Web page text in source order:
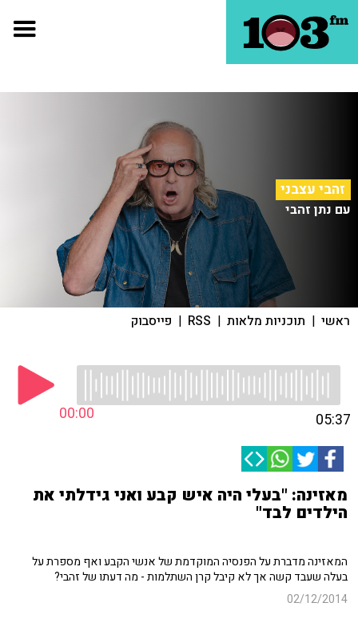
זהבי עצבני
עם נתן זהבי
ראשי | תוכניות מלאות |
RSS
| פייסבוק
00:00 05:37
מאזינה: "בעלי היה איש קבע ואני גידלתי את
הילדים לבד"
המאזינה מדברת על הפנסיה המוקדמת של אנשי הקבע ואף מספרת על
בעלה שעבד קשה אך לא קיבל קרן השתלמות - מה דעתו של זהבי?
02/12/2014